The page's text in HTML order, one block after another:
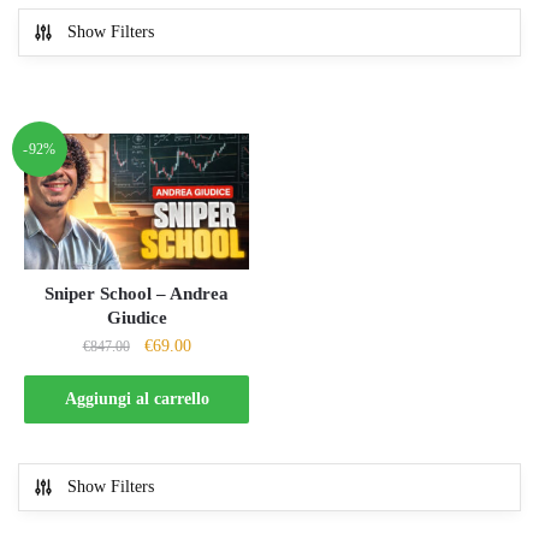
Show Filters
-92%
Sniper School – Andrea
Giudice
€847.00
Il
prezzo
originale
era:
€69.00Il
prezzo
attuale
è:
Aggiungi al carrello
Show Filters